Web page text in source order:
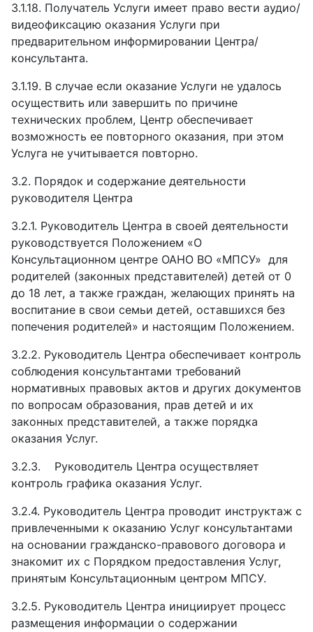
3.1.18. Получатель Услуги имеет право вести аудио/
видеофиксацию оказания Услуги при
предварительном информировании Центра/
консультанта.
3.1.19. В случае если оказание Услуги не удалось
осуществить или завершить по причине
технических проблем, Центр обеспечивает
возможность ее повторного оказания, при этом
Услуга не учитывается повторно.
3.2. Порядок и содержание деятельности
руководителя Центра
3.2.1. Руководитель Центра в своей деятельности
руководствуется Положением «О
Консультационном центре ОАНО ВО «МПСУ» для
родителей (законных представителей) детей от 0
до 18 лет, а также граждан, желающих принять на
воспитание в свои семьи детей, оставшихся без
попечения родителей» и настоящим Положением.
3.2.2. Руководитель Центра обеспечивает контроль
соблюдения консультантами требований
нормативных правовых актов и других документов
по вопросам образования, прав детей и их
законных представителей, а также порядка
оказания Услуг.
3.2.3.
Руководитель Центра осуществляет
контроль графика оказания Услуг.
3.2.4. Руководитель Центра проводит инструктаж с
привлеченными к оказанию Услуг консультантами
на основании гражданско-правового договора и
знакомит их с Порядком предоставления Услуг,
принятым Консультационным центром МПСУ.
3.2.5. Руководитель Центра инициирует процесс
размещения информации о содержании